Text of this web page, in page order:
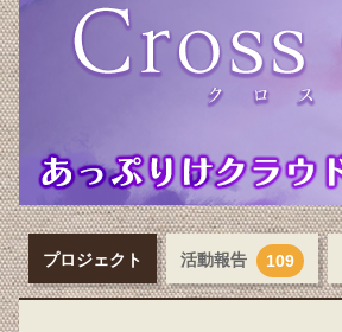
プロジェクト 活動報告 109